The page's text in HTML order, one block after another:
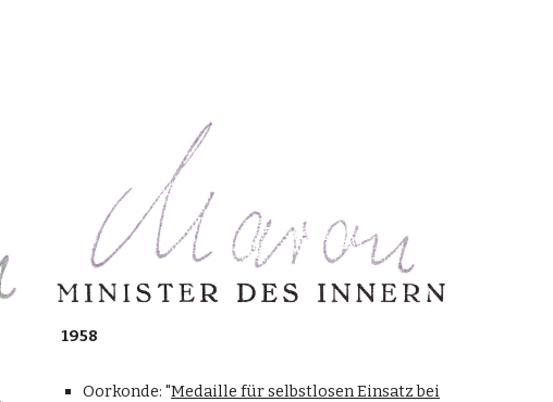
1958
Oorkonde: "Medaille für selbstlosen Einsatz bei